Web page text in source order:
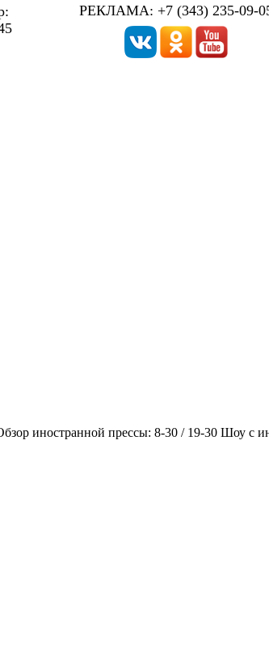
РЕКЛАМА: +7 (343) 235-09-
иностранной прессы: 8-30 / 19-30 Шоу с